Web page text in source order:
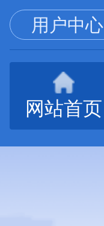
用户中心
网站首页